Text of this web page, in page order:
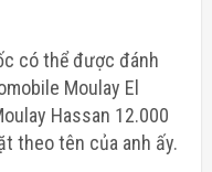
có thể được đánh
Moulay El
Hassan 12.000
theo tên của anh ấy.